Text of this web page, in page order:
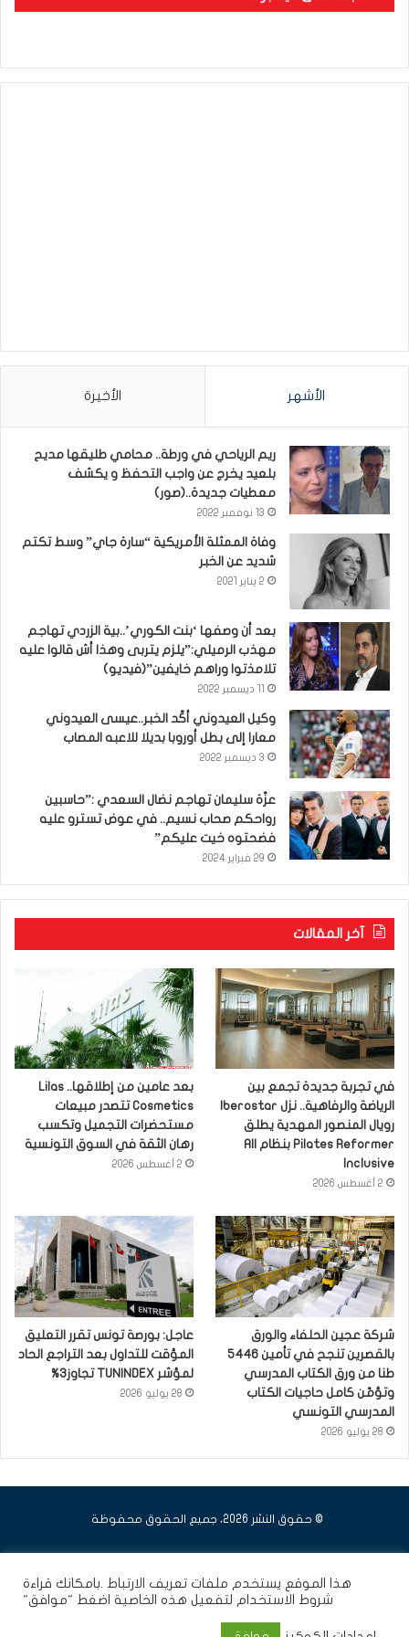
الأشهر الأخيرة
ريم الرياحي في ورطة.. محامي طليقها مديح
بلعيد يخرج عن واجب التحفظ و يكشف
معطيات جديدة..(صور)
13 نوفمبر 2022
وفاة الممثلة الأمريكية “سارة جاي” وسط تكتم
شديد عن الخبر
2 يناير 2021
بعد أن وصفها ‘بنت الكوري’..بية الزردي تهاجم
مهذب الرميلي:”يلزم يتربى وهذا أش قالوا عليه
تلامذتوا وراهم خايفين”(فيديو)
وكيل العيدوني أكّد الخبر..عيسى العيدوني
معارا إلى بطل أوروبا بديلا للاعبه المصاب
3 ديسمبر 2022
عزّة سليمان تهاجم نضال السعدي :”حاسبين
رواحكم صحاب نسيم.. في عوض تسترو عليه
فضحتوه خيت عليكم”
29 فبراير 2024
آخر المقالات
في تجربة جديدة تجمع بين
رويال المنصور المهدية يطلق
Pilates Reformer بنظام All
Inclusive
2 أغسطس 2026
بعد عامين من إطلاقها.. Lilas
Cosmetics تتصدر مبيعات
مستحضرات التجميل وتكسب
رهان الثقة في السوق التونسية
2 أغسطس 2026
شركة عجين الحلفاء والورق
بالقصرين تنجح في تأمين 5446
طنا من ورق الكتاب المدرسي
وتؤمّن كامل حاجيات الكتاب
المدرسي التونسي
28 يوليو 2026
عاجل: بورصة تونس تقرر التعليق
المؤقت للتداول بعد التراجع الحاد
لمؤشر TUNINDEX تجاوز3%
28 يوليو 2026
© حقوق النشر 2026، جميع الحقوق محفوظة
هذا الموقع يستخدم ملفات تعريف الارتباط .بامكانك قراءة
شروط الاستخدام لتفعيل هذه الخاصية اضغط "موافق"